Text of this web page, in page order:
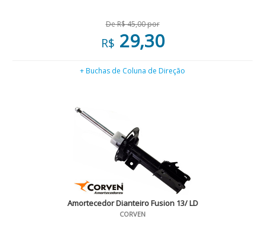
De R$ 45,00 por
R$ 29,30
+ Buchas de Coluna de Direção
Amortecedor Dianteiro Fusion 13/ LD
CORVEN